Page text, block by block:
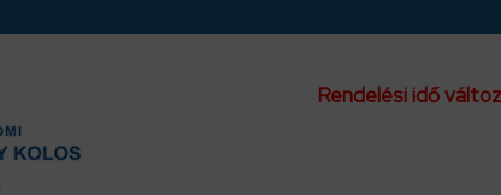
Rendelési idő